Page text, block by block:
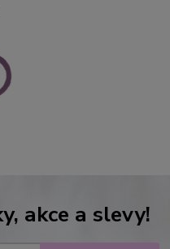
akce a slevy!